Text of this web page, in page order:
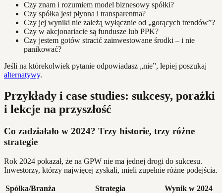
Czy znam i rozumiem model biznesowy spółki?
Czy spółka jest płynna i transparentna?
Czy jej wyniki nie zależą wyłącznie od „gorących trendów”?
Czy w akcjonariacie są fundusze lub PPK?
Czy jestem gotów stracić zainwestowane środki – i nie
panikować?
Jeśli na którekolwiek pytanie odpowiadasz „nie”, lepiej poszukaj
alternatywy.
Przykłady i case studies: sukcesy, porażki
i lekcje na przyszłość
Co zadziałało w 2024? Trzy historie, trzy różne
strategie
Rok 2024 pokazał, że na GPW nie ma jednej drogi do sukcesu.
Inwestorzy, którzy najwięcej zyskali, mieli zupełnie różne podejścia.
Spółka/Branża Strategia
Wynik w 2024